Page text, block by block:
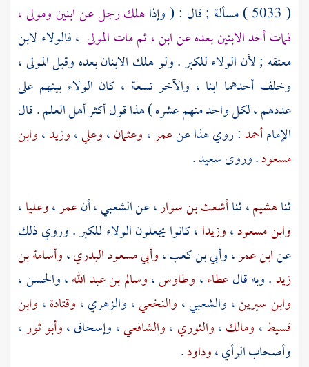
( 5033 ) مسألة ; قال : ( وإذا
هلك رجل عن ابنين ومولى ،
فمات أحد الابنين بعده عن ابن ، ثم مات المولى ، فالولاء لابن
معتقه ; لأن الولاء للكبر . ولو هلك الابنان بعده وقبل المولى ،
وخلف أحدهما ابنا ، والآخر تسعة ، كان الولاء بينهم على
عددهم ، لكل واحد منهم عشره ) هذا قول أكثر أهل العلم . قال
الإمامأحمد: روي هذا عنعمر، وعثمان،وعلي،وزيد،وابن
مسعود. وروىسعيد.
ثناهشيم، ثناأشعث بن سوار، عنالشعبي، أنعمر،وعليا،
وابن مسعود،وزيدا ، كانوا يجعلون الولاء للكبر . وروي ذلك
عنابن عمر،وأبي بن كعب،وأبي مسعود البدري،وأسامة بن
زيد. وبه قالعطاء، وطاوس،وسالم بن عبد الله،والحسن،
وابن سيرين، والشعبي، والنخعي، والزهري، وقتادة، وابن
قسيط، ومالك،والثوري ،والشافعي، وإسحاق،وأبو ثور،
وأصحاب الرأي ،وداود.